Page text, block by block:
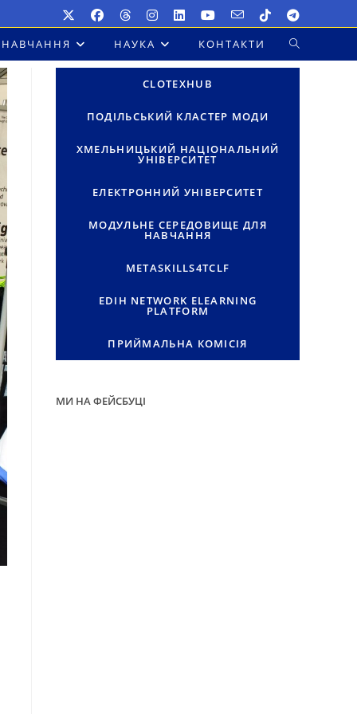
НАВЧАННЯ НАУКА КОНТАКТИ
CLOTEXHUB
ПОДІЛЬСЬКИЙ КЛАСТЕР МОДИ
ХМЕЛЬНИЦЬКИЙ НАЦІОНАЛЬНИЙ
УНІВЕРСИТЕТ
ЕЛЕКТРОННИЙ УНІВЕРСИТЕТ
МОДУЛЬНЕ СЕРЕДОВИЩЕ ДЛЯ
НАВЧАННЯ
METASKILLS4TCLF
EDIH NETWORK ELEARNING
PLATFORM
ПРИЙМАЛЬНА КОМІСІЯ
МИ НА ФЕЙСБУЦІ